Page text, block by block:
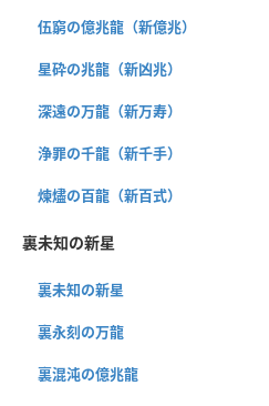
伍窮の億兆龍（新億兆）
星砕の兆龍（新凶兆）
深遠の万龍（新万寿）
浄罪の千龍（新千手）
煉燼の百龍（新百式）
裏未知の新星
裏未知の新星
裏永刻の万龍
裏混沌の億兆龍